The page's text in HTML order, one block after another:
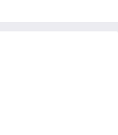
магазин.
виробником.